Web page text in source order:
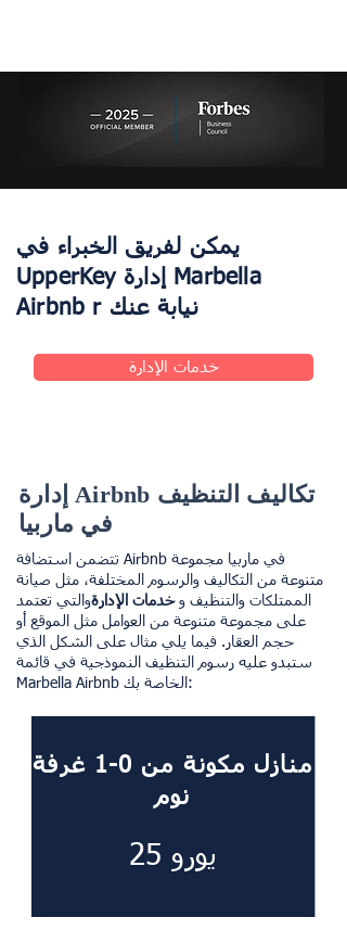
يمكن لفريق الخبراء في
UpperKey إدارة Marbella
Airbnb r نيابة عنك
خدمات الإدارة
إدارة Airbnb تكاليف التنظيف
في ماربيا
تتضمن استضافة Airbnb في ماربيا مجموعة
متنوعة من التكاليف والرسوم المختلفة، مثل صيانة
الممتلكات والتنظيف و خدمات الإدارةوالتي تعتمد
على مجموعة متنوعة من العوامل مثل الموقع أو
حجم العقار. فيما يلي مثال على الشكل الذي
ستبدو عليه رسوم التنظيف النموذجية في قائمة
Marbella Airbnb الخاصة بك:
منازل مكونة من 0-1 غرفة
نوم
25 يورو